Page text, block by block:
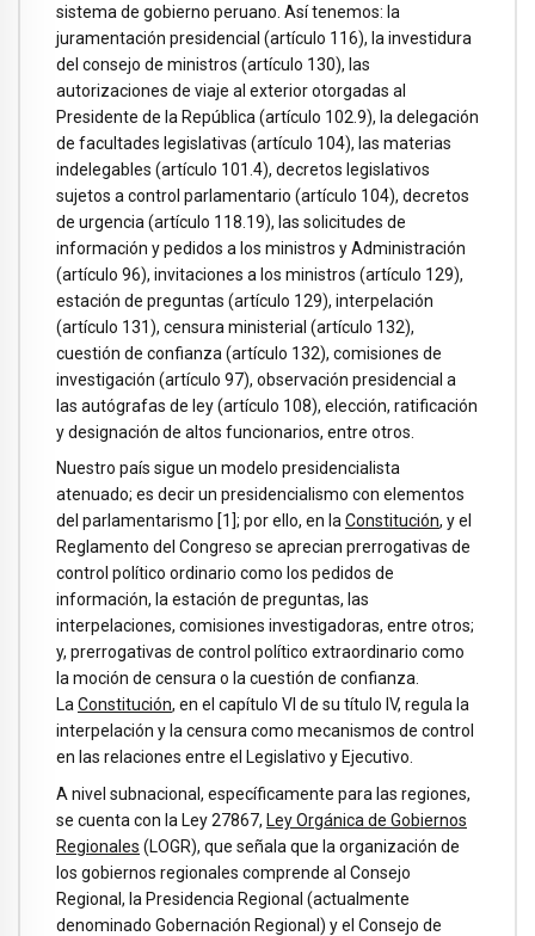
sistema de gobierno peruano. Así tenemos: la
juramentación presidencial (artículo 116), la investidura
del consejo de ministros (artículo 130), las
autorizaciones de viaje al exterior otorgadas al
Presidente de la República (artículo 102.9), la delegación
de facultades legislativas (artículo 104), las materias
indelegables (artículo 101.4), decretos legislativos
sujetos a control parlamentario (artículo 104), decretos
de urgencia (artículo 118.19), las solicitudes de
información y pedidos a los ministros y Administración
(artículo 96), invitaciones a los ministros (artículo 129),
estación de preguntas (artículo 129), interpelación
(artículo 131), censura ministerial (artículo 132),
cuestión de confianza (artículo 132), comisiones de
investigación (artículo 97), observación presidencial a
las autógrafas de ley (artículo 108), elección, ratificación
y designación de altos funcionarios, entre otros.
Nuestro país sigue un modelo presidencialista
atenuado; es decir un presidencialismo con elementos
del parlamentarismo [1]; por ello, en laConstitución, y el
Reglamento del Congreso se aprecian prerrogativas de
control político ordinario como los pedidos de
información, la estación de preguntas, las
interpelaciones, comisiones investigadoras, entre otros;
y, prerrogativas de control político extraordinario como
la moción de censura o la cuestión de confianza.
LaConstitución, en el capítulo VI de su título IV, regula la
interpelación y la censura como mecanismos de control
en las relaciones entre el Legislativo y Ejecutivo.
A nivel subnacional, específicamente para las regiones,
se cuenta con la Ley 27867, Ley Orgánica de Gobiernos
Regionales (LOGR), que señala que la organización de
los gobiernos regionales comprende al Consejo
Regional, la Presidencia Regional (actualmente
denominado Gobernación Regional) y el Consejo de